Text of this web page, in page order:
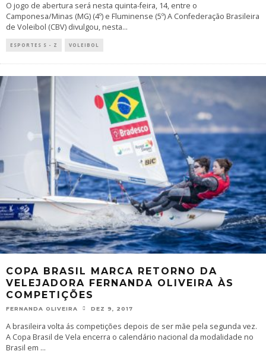
O jogo de abertura será nesta quinta-feira, 14, entre o
Camponesa/Minas (MG) (4º) e Fluminense (5º) A Confederação Brasileira
de Voleibol (CBV) divulgou, nesta...
ESPORTES S - Z VOLEIBOL
COPA BRASIL MARCA RETORNO DA
VELEJADORA FERNANDA OLIVEIRA ÀS
COMPETIÇÕES
FERNANDA OLIVEIRA DEZ 9, 2017
A brasileira volta ás competições depois de ser mãe pela segunda vez.
A Copa Brasil de Vela encerra o calendário nacional da modalidade no
Brasil em ...